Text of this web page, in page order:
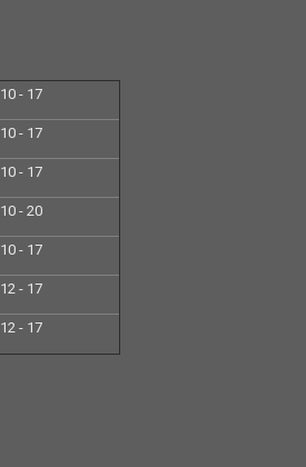
10 - 17
10 - 17
10 - 17
10 - 20
10 - 17
12 - 17
12 - 17